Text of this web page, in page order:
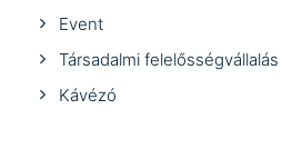
Event
Társadalmi felelősségvállalás
Kávézó